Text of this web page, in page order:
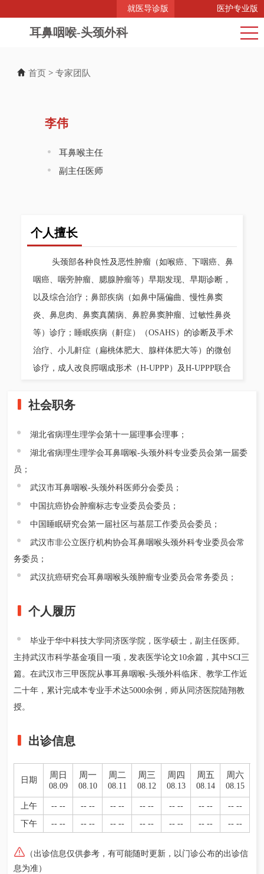
就医导诊版 医护专业版
耳鼻咽喉-头颈外科
首页 >专家团队
李伟
耳鼻喉主任
副主任医师
个人擅长
头颈部各种良性及恶性肿瘤（如喉癌、下咽癌、鼻
咽癌、咽旁肿瘤、腮腺肿瘤等）早期发现、早期诊断，
以及综合治疗；鼻部疾病（如鼻中隔偏曲、慢性鼻窦
炎、鼻息肉、鼻窦真菌病、鼻腔鼻窦肿瘤、过敏性鼻炎
等）诊疗；睡眠疾病（鼾症）（OSAHS）的诊断及手术
治疗、小儿鼾症（扁桃体肥大、腺样体肥大等）的微创
诊疗，成人改良腭咽成形术（H-UPPP）及H-UPPP联合
术效果好的优势；嗓音方面，如声带麻痹、息肉、小结
深的造诣。耳科疾病诊治：如各类中耳炎、耳聋、耳
鸣、梅尼埃病、眩晕等。
社会职务
湖北省病理生理学会第十一届理事会理事；
湖北省病理生理学会耳鼻咽喉-头颈外科专业委员会第一届委
员；
武汉市耳鼻咽喉-头颈外科医师分会委员；
中国抗癌协会肿瘤标志专业委员会委员；
中国睡眠研究会第一届社区与基层工作委员会委员；
武汉市非公立医疗机构协会耳鼻咽喉头颈外科专业委员会常
务委员；
武汉抗癌研究会耳鼻咽喉头颈肿瘤专业委员会常务委员；
个人履历
毕业于华中科技大学同济医学院，医学硕士，副主任医师。
主持武汉市科学基金项目一项，发表医学论文10余篇，其中SCI三
篇。在武汉市三甲医院从事耳鼻咽喉-头颈外科临床、教学工作近
二十年，累计完成本专业手术达5000余例，师从同济医院陆翔教
授。
出诊信息
日期
周日
08.09
周一
08.10
周二
08.11
周三
08.12
周四
08.13
周五
08.14
周六
08.15
上午 -- -- -- -- -- -- -- -- -- -- -- --
-- --
下午
-- -- -- -- -- -- -- -- -- -- -- -- -- --
（出诊信息仅供参考，有可能随时更新，以门诊公布的出诊信
息为准）